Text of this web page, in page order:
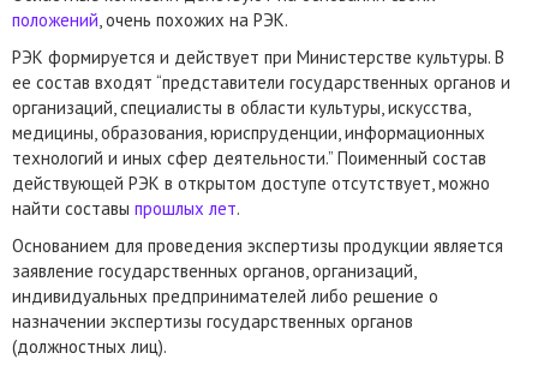
положений, очень похожих на РЭК.
РЭК формируется и действует при Министерстве культуры. В
ее состав входят “представители государственных органов и
организаций, специалисты в области культуры, искусства,
медицины, образования, юриспруденции, информационных
технологий и иных сфер деятельности.” Поименный состав
действующей РЭК в открытом доступе отсутствует, можно
найти составы прошлых лет.
Основанием для проведения экспертизы продукции является
заявление государственных органов, организаций,
индивидуальных предпринимателей либо решение о
назначении экспертизы государственных органов
(должностных лиц).